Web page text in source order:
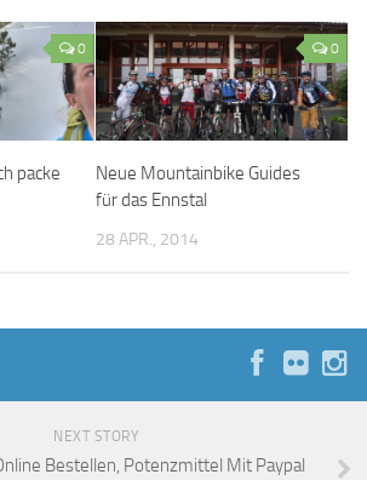
0
packe
0
Neue Mountainbike Guides
für das Ennstal
28 APR., 2014
NEXT STORY
Bestellen, Potenzmittel Mit Paypal